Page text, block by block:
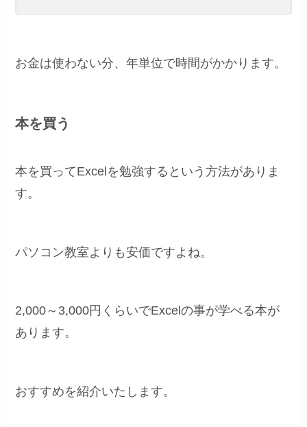
お金は使わない分、年単位で時間がかかります。
本を買う
本を買ってExcelを勉強するという方法がありま
す。
パソコン教室よりも安価ですよね。
2,000～3,000円くらいでExcelの事が学べる本が
あります。
おすすめを紹介いたします。